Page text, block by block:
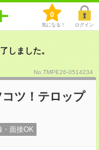
0
気になる！ ログイン
しました。
No.TMPE26-0514234
ツ！テロップ
・面接OK